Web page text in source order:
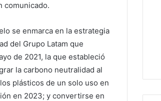
comunicado.
se enmarca en la estrategia
del Grupo Latam que
de 2021, la que estableció
la carbono neutralidad al
plásticos de un solo uso en
en 2023; y convertirse en